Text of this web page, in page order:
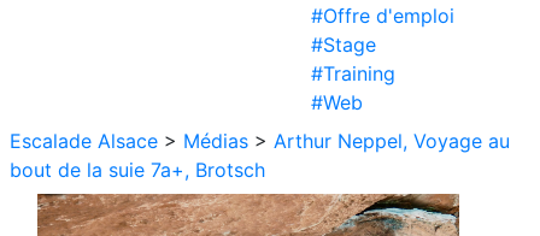
#Offre d'emploi
#Stage
#Training
#Web
Escalade Alsace > Médias > Arthur Neppel, Voyage au
bout de la suie 7a+, Brotsch